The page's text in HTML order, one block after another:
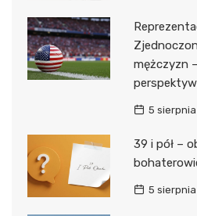
mężczyzn
5
39 i pół –
5